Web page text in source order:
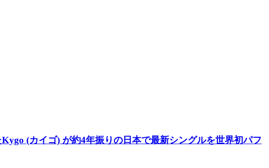
(カイゴ) が約4年振りの日本で最新シングルを世界初パフ